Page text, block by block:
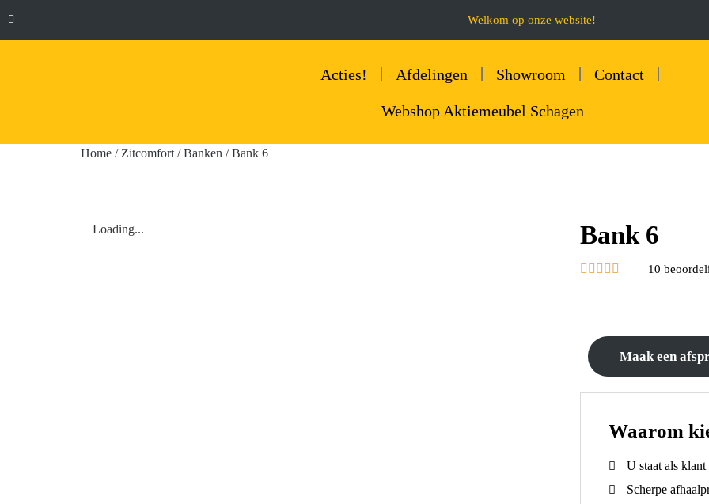
Welkom op onze website!
Acties! Afdelingen Showroom Contact
Webshop Aktiemeubel Schagen
Home / Zitcomfort /Banken / Bank 6
Loading... Bank 6
     10
Maak een
Waarom
U staat als
Scherpe